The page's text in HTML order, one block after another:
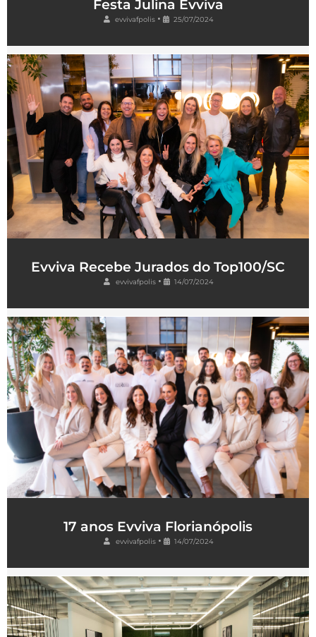
Festa Julina Evviva
evvivafpolis • 25/07/2024
Evviva Recebe Jurados do Top100/SC
evvivafpolis • 14/07/2024
17 anos Evviva Florianópolis
evvivafpolis • 14/07/2024